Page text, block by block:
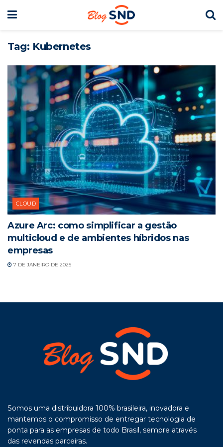
Tag: Kubernetes
CLOUD
Azure Arc: como simplificar a gestão
multicloud e de ambientes híbridos nas
empresas
7 DE JANEIRO DE 2025
Somos uma distribuidora 100% brasileira, inovadora e
mantemos o compromisso de entregar tecnologia de
ponta para as empresas de todo Brasil, sempre através
das revendas parceiras.